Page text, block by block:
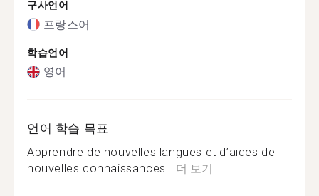
구사언어
프랑스어
학습언어
영어
언어 학습 목표
Apprendre de nouvelles langues et d’aides de
nouvelles connaissances...더 보기